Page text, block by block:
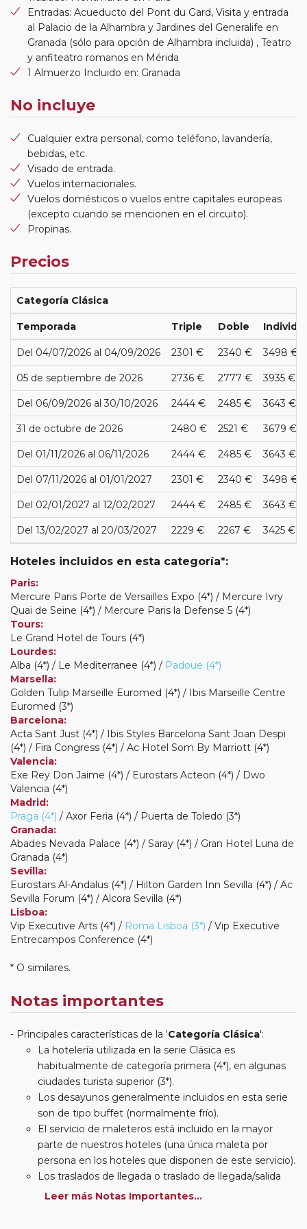
Entradas: Acueducto del Pont du Gard, Visita y entrada
al Palacio de la Alhambra y Jardines del Generalife en
Granada (sólo para opción de Alhambra incluida) , Teatro
y anfiteatro romanos en Mérida
1 Almuerzo Incluido en: Granada
No incluye
Cualquier extra personal, como teléfono, lavandería,
bebidas, etc.
Visado de entrada.
Vuelos internacionales.
Vuelos domésticos o vuelos entre capitales europeas
(excepto cuando se mencionen en el circuito).
Propinas.
Precios
Categoría Clásica
Temporada Triple Doble
Del 04/07/2026 al 04/09/2026 2301 € 2340 € 3498 €
05 de septiembre de 2026 2736 € 2777 € 3935 €
Del 06/09/2026 al 30/10/2026 2444 € 2485 € 3643 €
31 de octubre de 2026 2480 € 2521 € 3679 €
Del 01/11/2026 al 06/11/2026 2444 € 2485 € 3643 €
Del 07/11/2026 al 01/01/2027 2301 € 2340 € 3498 €
Del 02/01/2027 al 12/02/2027 2444 € 2485 € 3643 €
Del 13/02/2027 al 20/03/2027 2229 € 2267 € 3425 €
Hoteles incluidos en esta categoría*:
Paris:
Mercure Paris Porte de Versailles Expo (4*) / Mercure Ivry
Quai de Seine (4*) / Mercure Paris la Defense 5 (4*)
Tours:
Le Grand Hotel de Tours (4*)
Lourdes:
Alba (4*) / Le Mediterranee (4*) / Padoue (4*)
Marsella:
Golden Tulip Marseille Euromed (4*) / Ibis Marseille Centre
Euromed (3*)
Barcelona:
Acta Sant Just (4*) / Ibis Styles Barcelona Sant Joan Despi
(4*) / Fira Congress (4*) / Ac Hotel Som By Marriott (4*)
Valencia:
Exe Rey Don Jaime (4*) / Eurostars Acteon (4*) / Dwo
Valencia (4*)
Madrid:
Praga (4*) / Axor Feria (4*) / Puerta de Toledo (3*)
Granada:
Abades Nevada Palace (4*) / Saray (4*) / Gran Hotel Luna de
Granada (4*)
Sevilla:
Eurostars Al-Andalus (4*) / Hilton Garden Inn Sevilla (4*) / Ac
Sevilla Forum (4*) / Alcora Sevilla (4*)
Lisboa:
Vip Executive Arts (4*) / Roma Lisboa (3*) / Vip Executive
Entrecampos Conference (4*)
* O similares.
Notas importantes
Principales características de la 'Categoría Clásica':
La hotelería utilizada en la serie Clásica es
habitualmente de categoría primera (4*), en algunas
ciudades turista superior (3*).
Los desayunos generalmente incluidos en esta serie
son de tipo buffet (normalmente frío).
El servicio de maleteros está incluido en la mayor
parte de nuestros hoteles (una única maleta por
persona en los hoteles que disponen de este servicio).
Los traslados de llegada o traslado de llegada/salida
estarán incluidos según itinerario.
Leer más Notas Importantes...